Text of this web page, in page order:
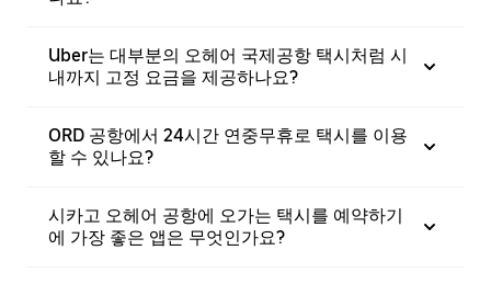
Uber는 대부분의 오헤어 국제공항 택시처럼 시
내까지 고정 요금을 제공하나요?
ORD 공항에서 24시간 연중무휴로 택시를 이용
할 수 있나요?
시카고 오헤어 공항에 오가는 택시를 예약하기
에 가장 좋은 앱은 무엇인가요?